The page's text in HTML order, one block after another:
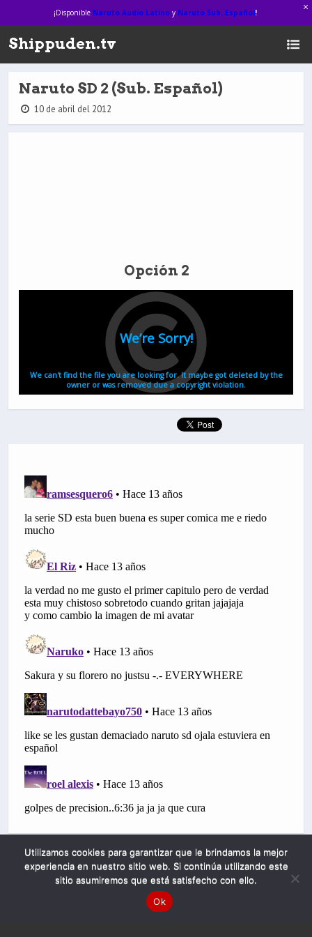
¡Disponible Naruto Audio Latinoy Naruto Sub. Español!
Shippuden.tv
Naruto SD 2 (Sub. Español)
10 de abril del 2012
Opción 2
Utilizamos cookies para garantizar que le brindamos la mejor
experiencia en nuestro sitio web. Si continúa utilizando este
sitio asumiremos que está satisfecho con ello.
Ok